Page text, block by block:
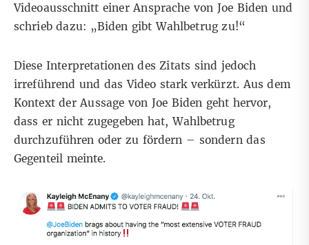
Videoausschnitt einer Ansprache von Joe Biden und
schrieb dazu: „Biden gibt Wahlbetrug zu!“
Diese Interpretationen des Zitats sind jedoch
irreführend und das Video stark verkürzt. Aus dem
Kontext der Aussage von Joe Biden geht hervor,
dass er nicht zugegeben hat, Wahlbetrug
durchzuführen oder zu fördern – sondern das
Gegenteil meinte.